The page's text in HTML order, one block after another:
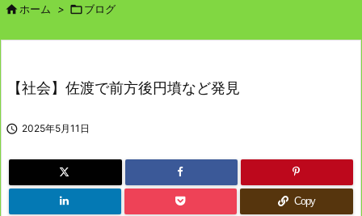
 ホーム > ブログ
【社会】佐渡で前方後円墳など発見
 2025年5月11日
Copy